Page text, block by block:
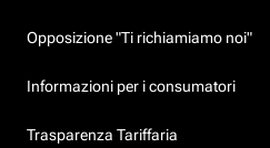
Opposizione "Ti richiamiamo noi"
Informazioni per i consumatori
Trasparenza Tariffaria